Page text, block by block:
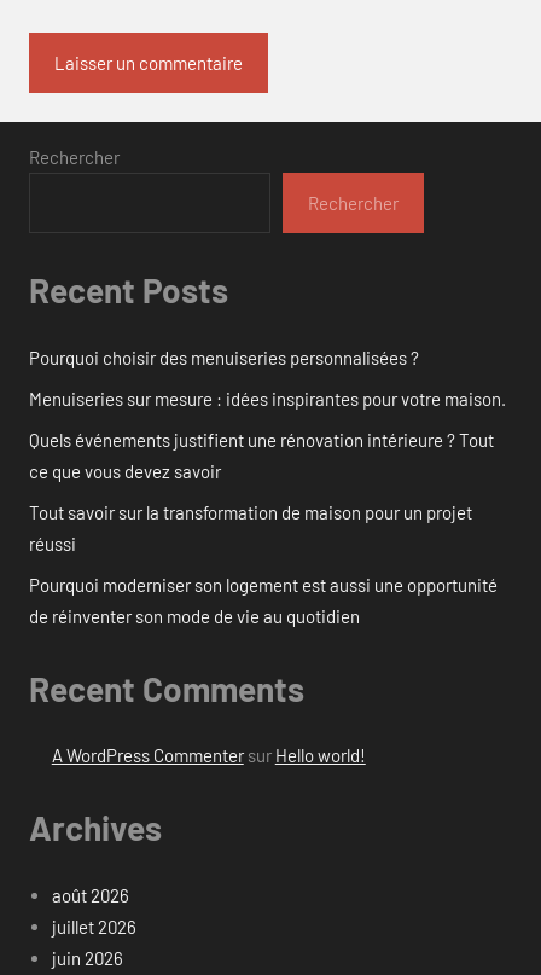
Rechercher
Rechercher
Recent Posts
Pourquoi choisir des menuiseries personnalisées ?
Menuiseries sur mesure : idées inspirantes pour votre maison.
Quels événements justifient une rénovation intérieure ? Tout
ce que vous devez savoir
Tout savoir sur la transformation de maison pour un projet
réussi
Pourquoi moderniser son logement est aussi une opportunité
de réinventer son mode de vie au quotidien
Recent Comments
A WordPress Commentersur Hello world!
Archives
août 2026
juillet 2026
juin 2026